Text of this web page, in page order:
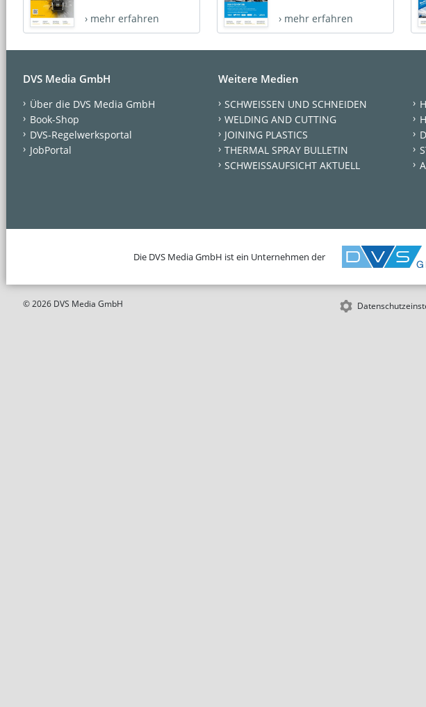
› mehr erfahren › mehr erfahren
DVS Media GmbH
Über die DVS Media GmbH
Book-Shop
DVS-Regelwerksportal
JobPortal
Weitere Medien
SCHWEISSEN UND SCHNEIDEN
WELDING AND CUTTING
JOINING PLASTICS
THERMAL SPRAY BULLETIN
SCHWEISSAUFSICHT AKTUELL
Die DVS Media GmbH ist ein Unternehmen der
© 2026 DVS Media GmbH